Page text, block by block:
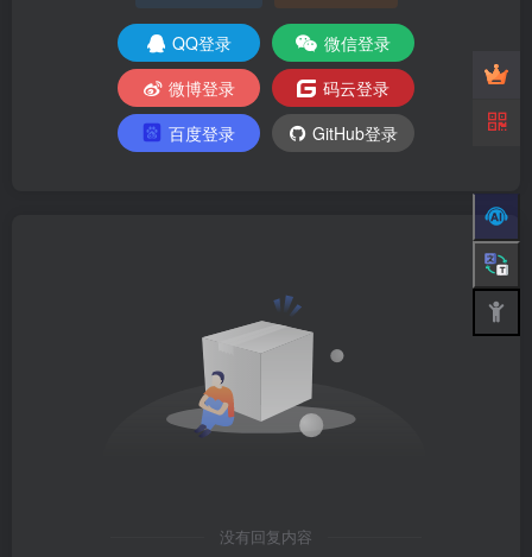
QQ登录
微信登录
微博登录
码云登录
百度登录
GitHub登录
没有回复内容